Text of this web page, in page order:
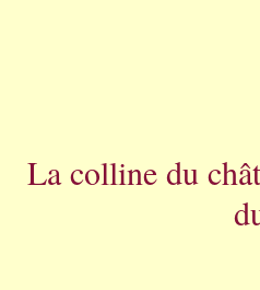
La colline du